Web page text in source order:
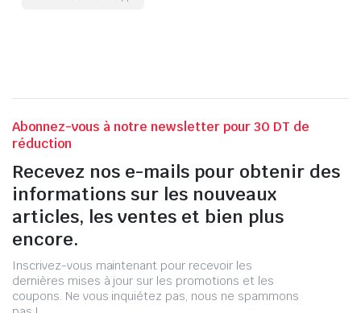
Abonnez-vous à notre newsletter pour 30 DT de
réduction
Recevez nos e-mails pour obtenir des
informations sur les nouveaux
articles, les ventes et bien plus
encore.
Inscrivez-vous maintenant pour recevoir les
dernières mises à jour sur les promotions et les
coupons. Ne vous inquiétez pas, nous ne spammons